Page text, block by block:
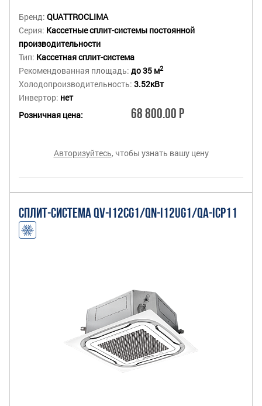
Бренд: QUATTROCLIMA
Серия: Кассетные сплит-системы постоянной
производительности
Тип: Кассетная сплит-система
Рекомендованная площадь: до 35 м2
Холодопроизводительность: 3.52кВт
Инвертор: нет
Розничная цена:
68 800.00 Р
Авторизуйтесь, чтобы узнать вашу цену
СПЛИТ-СИСТЕМА QV-I12CG1/QN-I12UG1/QA-ICP11